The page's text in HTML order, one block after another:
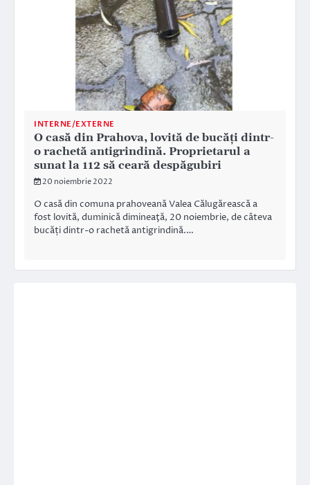
INTERNE/EXTERNE
O casă din Prahova, lovită de bucăți dintr-
o rachetă antigrindină. Proprietarul a
sunat la 112 să ceară despăgubiri
20 noiembrie 2022
O casă din comuna prahoveană Valea Călugărească a
fost lovită, duminică dimineaţă, 20 noiembrie, de câteva
bucăți dintr-o rachetă antigrindină.…